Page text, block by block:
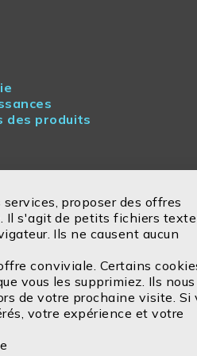
des produits
proposer des offres
Il s'agit de petits fichiers texte
Ils ne causent aucun
conviviale. Certains
vous les supprimiez. Ils nous
de votre prochaine visite. Si
votre expérience et votre